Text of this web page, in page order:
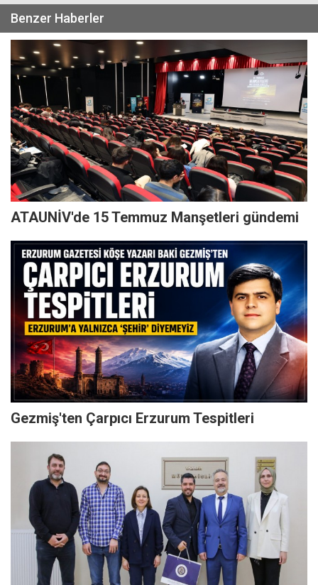
Benzer Haberler
ATAUNİV'de 15 Temmuz Manşetleri gündemi
Gezmiş'ten Çarpıcı Erzurum Tespitleri